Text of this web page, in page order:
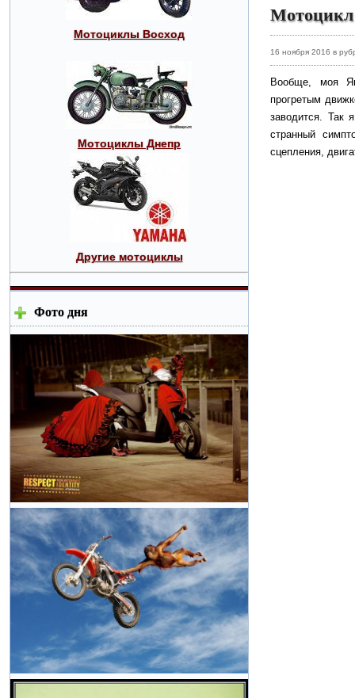
Мотоциклы Восход
Мотоциклы Днепр
Другие мотоциклы
Фото дня
16 ноября 2016 в
Вообще, моя
прогретым
заводится. Так
странный
сцепления,